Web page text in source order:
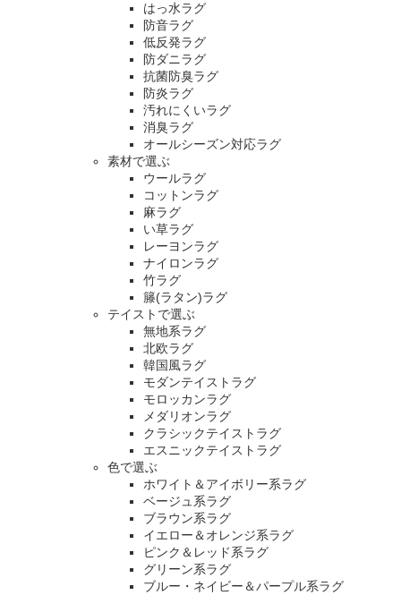
はっ水ラグ
防音ラグ
低反発ラグ
防ダニラグ
抗菌防臭ラグ
防炎ラグ
汚れにくいラグ
消臭ラグ
オールシーズン対応ラグ
素材で選ぶ
ウールラグ
コットンラグ
麻ラグ
い草ラグ
レーヨンラグ
ナイロンラグ
竹ラグ
籐(ラタン)ラグ
テイストで選ぶ
無地系ラグ
北欧ラグ
韓国風ラグ
モダンテイストラグ
モロッカンラグ
メダリオンラグ
クラシックテイストラグ
エスニックテイストラグ
色で選ぶ
ホワイト＆アイボリー系ラグ
ベージュ系ラグ
ブラウン系ラグ
イエロー＆オレンジ系ラグ
ピンク＆レッド系ラグ
グリーン系ラグ
ブルー・ネイビー＆パープル系ラグ